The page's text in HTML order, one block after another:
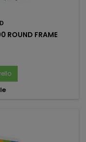
ROUND FRAME